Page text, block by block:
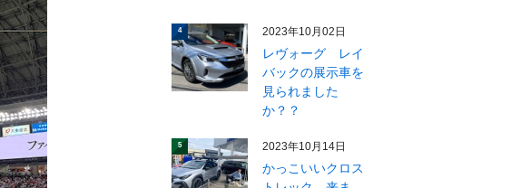
4 2023年10月02日
レヴォーグ レイ
バックの展示車を
見られました
か？？
5 2023年10月14日
かっこいいクロス